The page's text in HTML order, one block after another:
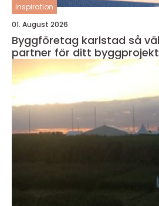
inspiration
01. August 2026
Byggföretag karlstad så väljer du rätt
partner för ditt byggprojekt